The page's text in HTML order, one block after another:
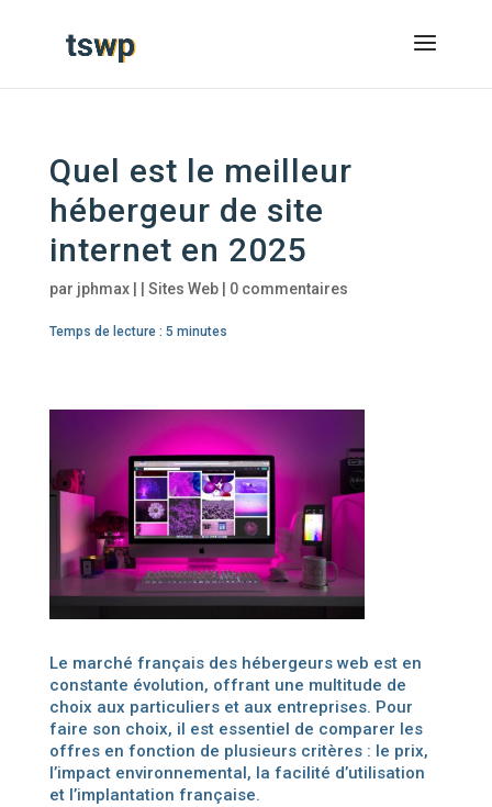
Quel est le meilleur
hébergeur de site
internet en 2025
par jphmax| Sites Web| 0 commentaires
Temps de lecture : 5 minutes
Le marché français des hébergeurs web est en
constante évolution, offrant une multitude de
choix aux particuliers et aux entreprises. Pour
faire son choix, il est essentiel de comparer les
offres en fonction de plusieurs critères : le prix,
l’impact environnemental, la facilité d’utilisation
et l’implantation française.